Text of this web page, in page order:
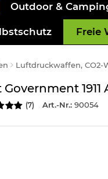
Outdoor &
Freie
Luftdruckwaffen, CO2-
Government
(7) Art.-Nr.:90054